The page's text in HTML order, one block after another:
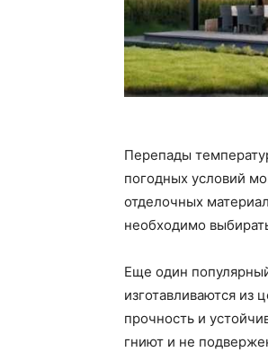
Перепады
погодных условий
отделочных
необходимо
Еще один
изготавливаются из
прочность и
гниют и не